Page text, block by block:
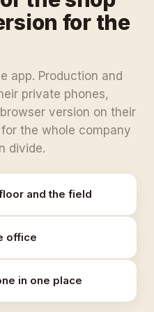
for the
app. Production and
private phones,
version on their
the whole company
divide.
and the field
office
in one place